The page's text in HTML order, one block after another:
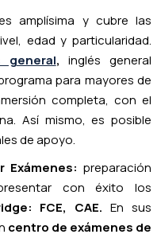
amplísima y cubre las
edad y particularidad.
general,inglés general
para mayores de
completa, con el
Así mismo, es posible
de apoyo.
Exámenes: preparación
con éxito los
FCE, CAE.En sus
centro de exámenes de